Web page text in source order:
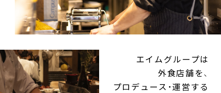
Recruit
Produce
エイムグループは
外食店舗を、
プロデュース・運営する